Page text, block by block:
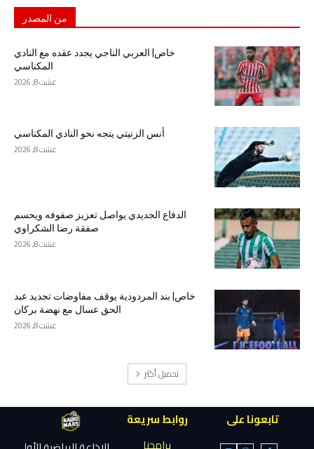
من المصدر
خاص| العربي الناجي يجدد عقده مع النادي
المكناسي
غشت 8, 2026
أنس الزنيتي يتجه نحو النادي المكناسي
غشت 8, 2026
الدفاع الجديدي يواصل تعزيز صفوفه ويحسم
صفقة رضا الشكراوي
غشت 8, 2026
خاص| بند المردودية يوقف مفاوضات تجديد عبد
الحق عسال مع نهضة بركان
غشت 8, 2026
تحميل أكثر
تابعونا على
روابط سريعة